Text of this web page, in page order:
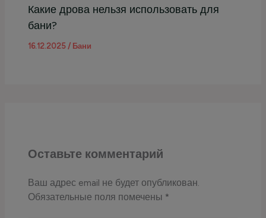
Какие дрова нельзя использовать для
бани?
16.12.2025 / Бани
Оставьте комментарий
Ваш адрес email не будет опубликован.
Обязательные поля помечены *